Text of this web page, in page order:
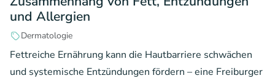
und Allergien
Dermatologie
Fettreiche Ernährung kann die Hautbarriere schwächen
und systemische Entzündungen fördern – eine Freiburger